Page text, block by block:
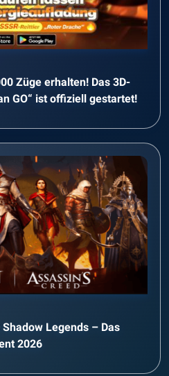
Züge erhalten! Das 3D-
GO“ ist offiziell gestartet!
Shadow Legends – Das
2026